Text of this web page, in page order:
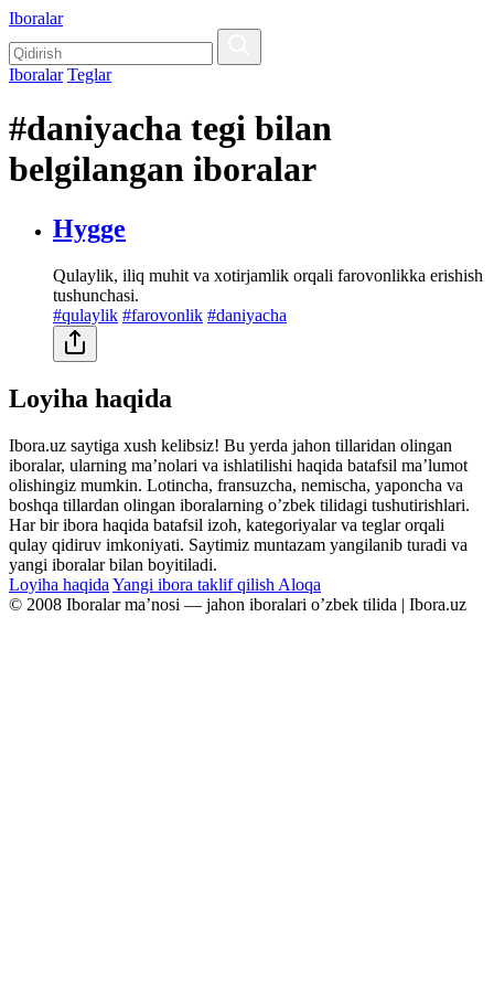
Iboralar
Iboralar Teglar
#daniyacha tegi bilan
belgilangan iboralar
Hygge
Qulaylik, iliq muhit va xotirjamlik orqali farovonlikka erishish
tushunchasi.
#qulaylik #farovonlik #daniyacha
Loyiha haqida
Ibora.uz saytiga xush kelibsiz! Bu yerda jahon tillaridan olingan
iboralar, ularning maʼnolari va ishlatilishi haqida batafsil maʼlumot
olishingiz mumkin. Lotincha, fransuzcha, nemischa, yaponcha va
boshqa tillardan olingan iboralarning oʼzbek tilidagi tushutirishlari.
Har bir ibora haqida batafsil izoh, kategoriyalar va teglar orqali
qulay qidiruv imkoniyati. Saytimiz muntazam yangilanib turadi va
yangi iboralar bilan boyitiladi.
Loyiha haqida Yangi ibora taklif qilish Aloqa
© 2008 Iboralar maʼnosi — jahon iboralari oʼzbek tilida | Ibora.uz